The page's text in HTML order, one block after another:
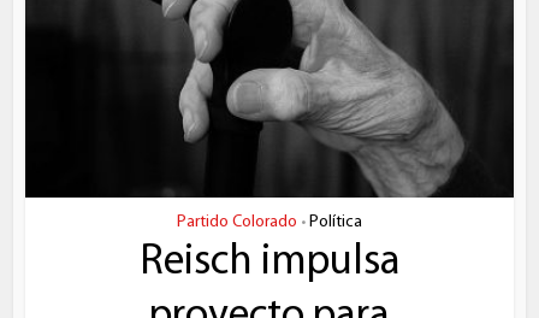
Partido Colorado • Política
Reisch impulsa